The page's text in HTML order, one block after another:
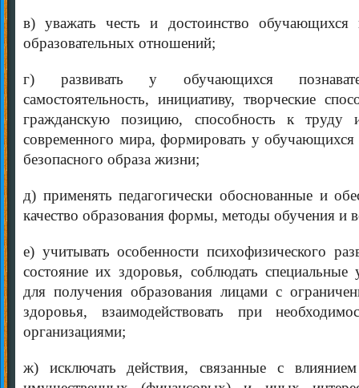
в) уважать честь и достоинство обучающихся
образовательных отношений;
г) развивать у обучающихся
самостоятельность, инициативу, творческие
гражданскую позицию, способность к
современного мира, формировать у обучающихся
безопасного образа жизни;
д) применять педагогически обоснованные и
качество образования формы, методы обучения и
е) учитывать особенности психофизического
состояние их здоровья, соблюдать специальные
для получения образования лицами с
здоровья, взаимодействовать при
организациями;
ж) исключать действия, связанные с